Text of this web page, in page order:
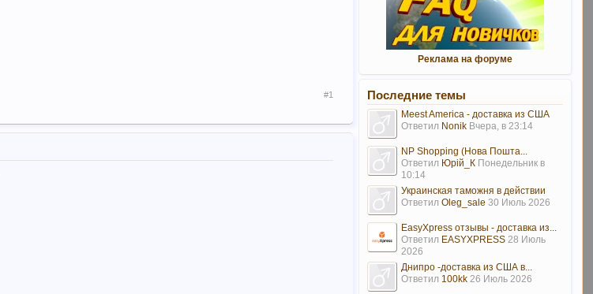
#1
Реклама на форуме
Последние темы
Meest America - доставка из США
Ответил Nonik Вчера, в 23:14
NP Shopping (Нова Пошта...
Ответил Юрій_К Понедельник в
10:14
Украинская таможня в действии
Ответил Oleg_sale 30 Июль 2026
EasyXpress отзывы - доставка из...
Ответил EASYXPRESS 28 Июль
2026
Днипро -доставка из США в...
Ответил 100kk 26 Июль 2026